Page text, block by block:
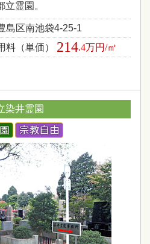
霊園。
島区南池袋4-25-1
料（単価） 214.4万円/㎡
染井霊園